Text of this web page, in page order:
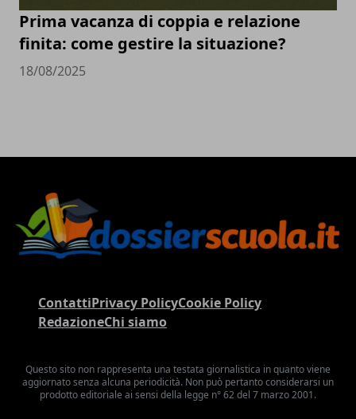
Prima vacanza di coppia e relazione
finita: come gestire la situazione?
18/08/2025
ContattiPrivacy PolicyCookie Policy
RedazioneChi siamo
Questo sito non rappresenta una testata giornalistica in quanto viene
aggiornato senza alcuna periodicità. Non può pertanto considerarsi un
prodotto editoriale ai sensi della legge n° 62 del 7 marzo 2001.